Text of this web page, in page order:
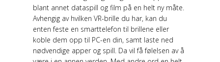
blant annet dataspill og film på en helt ny måte.
Avhengig av hvilken VR-brille du har, kan du
enten feste en smarttelefon til brillene eller
koble dem opp til PC-en din, samt laste ned
nødvendige apper og spill. Da vil få følelsen av å